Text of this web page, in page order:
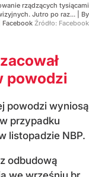
rządzących tysiącami
Jutro po raz... | By
Facebook Źródło: Facebook
powodzi
powodzi wyniosą
przypadku
listopadzie NBP.
odbudową